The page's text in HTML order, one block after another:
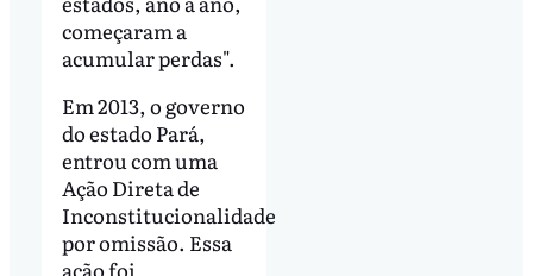
começaram a
acumular perdas".
Em 2013, o governo
do estado Pará,
entrou com uma
Ação Direta de
Inconstitucionalidade
por omissão. Essa
ação foi